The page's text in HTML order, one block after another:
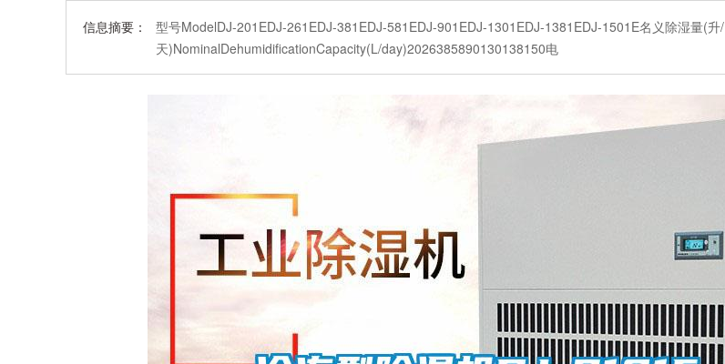
信息摘要：
型号ModelDJ-201EDJ-261EDJ-381EDJ-581EDJ-901EDJ-1301EDJ-1381EDJ-1501E名义除湿量(升/
天)NominalDehumidificationCapacity(L/day)2026385890130138150电